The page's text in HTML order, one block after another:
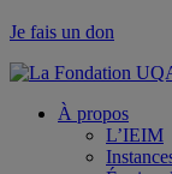
Je fais un don
À propos
L’IEIM